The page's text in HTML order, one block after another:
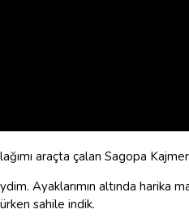
araçta çalan Sagopa
Ayaklarımın altında harika
sahile indik.